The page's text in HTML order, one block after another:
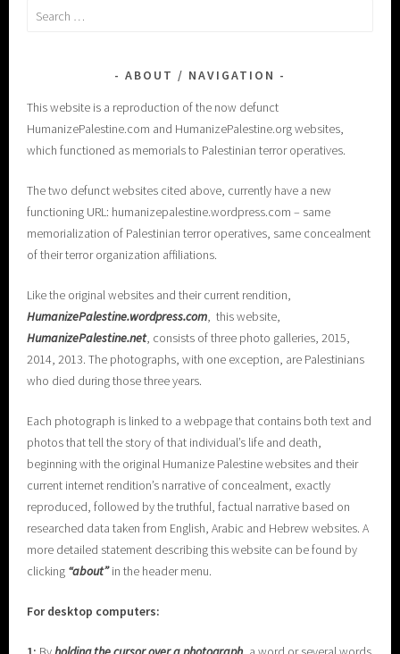
Search
ABOUT / NAVIGATION
This website is a reproduction of the now defunct
HumanizePalestine.com and HumanizePalestine.org websites,
which functioned as memorials to Palestinian terror operatives.
The two defunct websites cited above, currently have a new
functioning URL: humanizepalestine.wordpress.com – same
memorialization of Palestinian terror operatives, same concealment
of their terror organization affiliations.
Like the original websites and their current rendition,
HumanizePalestine.wordpress.com, this website,
HumanizePalestine.net, consists of three photo galleries, 2015,
2014, 2013. The photographs, with one exception, are Palestinians
who died during those three years.
Each photograph is linked to a webpage that contains both text and
photos that tell the story of that individual’s life and death,
beginning with the original Humanize Palestine websites and their
current internet rendition’s narrative of concealment, exactly
reproduced, followed by the truthful, factual narrative based on
researched data taken from English, Arabic and Hebrew websites. A
more detailed statement describing this website can be found by
clicking “about”in the header menu.
For desktop computers: